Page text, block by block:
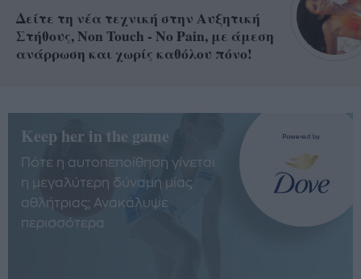
Δείτε τη νέα τεχνική στην Αυξητική
Στήθους, Non Touch - No Pain, με άμεση
ανάρρωση και χωρίς καθόλου πόνο!
Keep her in the game
Πότε η αυτοπεποίθηση γίνεται
η μεγαλύτερη δύναμη μίας
αθλήτριας; Ανακάλυψε
περισσότερα